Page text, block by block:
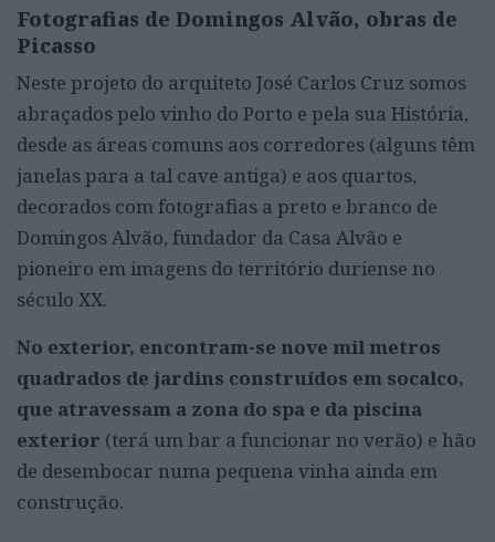
Fotografias de Domingos Alvão, obras de
Picasso
Neste projeto do arquiteto José Carlos Cruz somos
abraçados pelo vinho do Porto e pela sua História,
desde as áreas comuns aos corredores (alguns têm
janelas para a tal cave antiga) e aos quartos,
decorados com fotografias a preto e branco de
Domingos Alvão, fundador da Casa Alvão e
pioneiro em imagens do território duriense no
século XX.
No exterior, encontram-se nove mil metros
quadrados de jardins construídos em socalco,
que atravessam a zona do spa e da piscina
exterior (terá um bar a funcionar no verão) e hão
de desembocar numa pequena vinha ainda em
construção.